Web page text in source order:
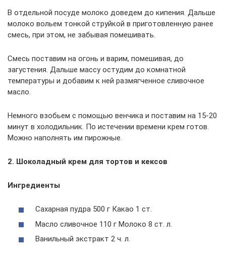
В отдельной посуде молоко доведем до кипения. Дальше
молоко вольем тонкой струйкой в приготовленную ранее
смесь, при этом, не забывая помешивать.
Смесь поставим на огонь и варим, помешивая, до
загустения. Дальше массу остудим до комнатной
температуры и добавим к ней размягченное сливочное
масло.
Немного взобьем с помощью венчика и поставим на 15-20
минут в холодильник. По истечении времени крем готов.
Можно наполнять им пирожные.
2. Шоколадный крем для тортов и кексов
Ингредиенты
Сахарная пудра 500 г Какао 1 ст.
Масло сливочное 110 г Молоко 8 ст. л.
Ванильный экстракт 2 ч. л.